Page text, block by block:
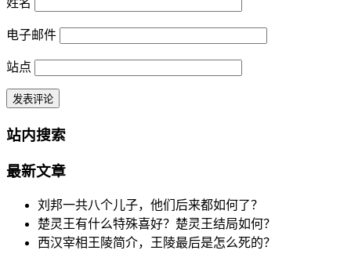
姓名
电子邮件
站点
站内搜索
最新文章
刘邦一共八个儿子，他们后来都如何了？
楚灵王有什么特殊喜好？楚灵王结局如何？
西汉宰相王陵简介，王陵最后是怎么死的？